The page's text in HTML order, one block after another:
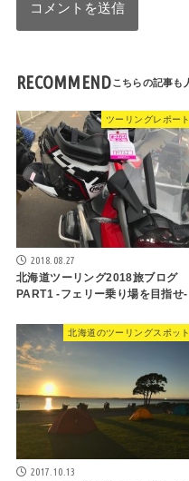
RECOMMEND
ツーリングレポート
2018.08.27
北海道ツーリング2018旅ブログ
PART1 -フェリー乗り場を目指せ-
北海道のツーリングスポット
2017.10.13